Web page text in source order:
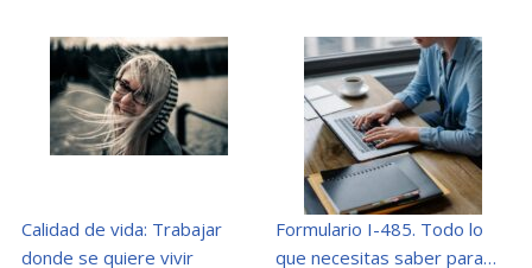
Calidad de vida: Trabajar
donde se quiere vivir
Formulario I-485. Todo lo
que necesitas saber para…